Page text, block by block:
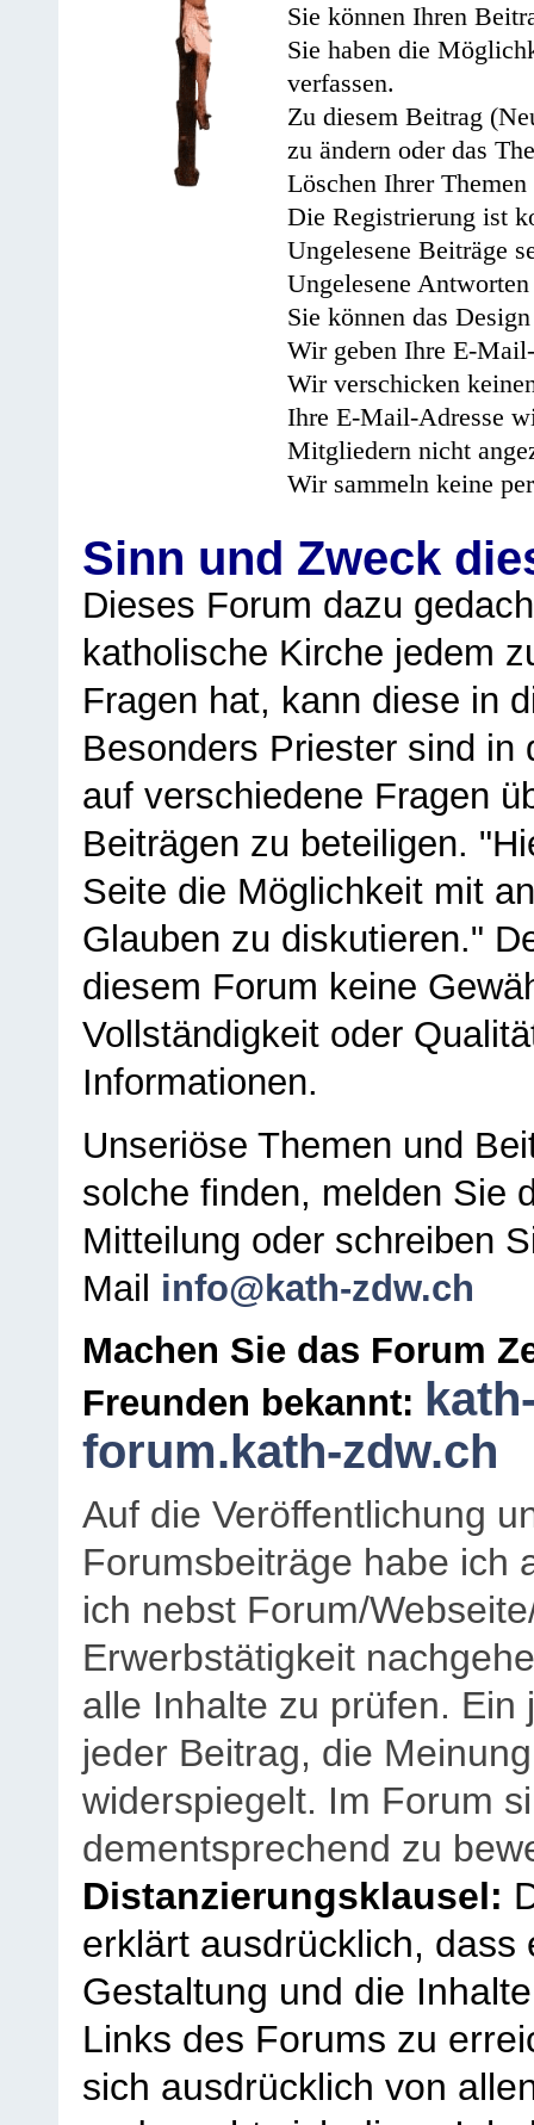
Sie können Ihren
Sie haben die
verfassen.
Zu diesem Beitrag
zu ändern oder das
Löschen Ihrer
Die Registrierung ist
Ungelesene Beiträge
Ungelesene
Sie können das
Wir geben Ihre E-
Wir verschicken
Ihre E-Mail-Adresse
Mitgliedern nicht
Wir sammeln keine
Sinn und Zweck
Dieses Forum dazu
katholische Kirche jedem
Fragen hat, kann diese in
Besonders Priester sind in
auf verschiedene Fragen
Beiträgen zu beteiligen.
Seite die Möglichkeit mit
Glauben zu diskutieren."
diesem Forum keine
Vollständigkeit oder
Informationen.
Unseriöse Themen und
solche finden, melden Sie
Mitteilung oder schreiben
Mail info@kath-zdw.ch
Machen Sie das Forum
Freunden bekannt:
forum.kath-zdw.ch
Auf die Veröffentlichung
Forumsbeiträge habe ich
ich nebst Forum/
Erwerbstätigkeit
alle Inhalte zu prüfen.
jeder Beitrag, die
widerspiegelt. Im Forum
dementsprechend zu
Distanzierungsklausel:
erklärt ausdrücklich,
Gestaltung und die
Links des Forums zu
sich ausdrücklich von